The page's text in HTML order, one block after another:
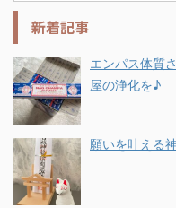
新着記事
エンパス体質
屋の浄化を♪
願いを叶える